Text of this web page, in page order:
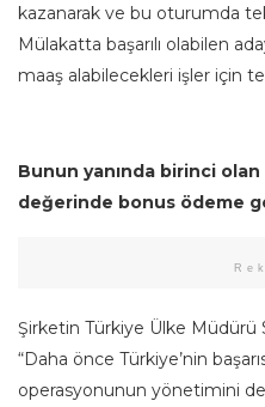
kazanarak ve bu oturumda
Mülakatta başarılı olabilen
maaş alabilecekleri işler için
Bunun yanında birinci
değerinde bonus ödeme
Şirketin Türkiye Ülke Müdürü
“Daha önce Türkiye’nin
operasyonunun yönetimini